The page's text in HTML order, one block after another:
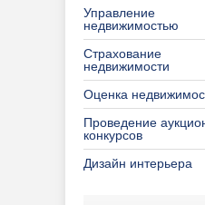
Управление
недвижимостью
Страхование
недвижимости
Оценка
Проведение
конкурсов
Дизайн интерьера